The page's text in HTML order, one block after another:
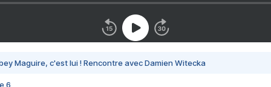
Maguire, c'est lui ! Rencontre avec Damien Witecka
6